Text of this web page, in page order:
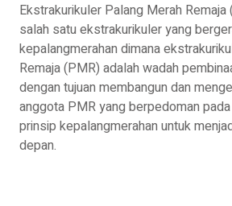
Ekstrakurikuler Palang Merah Remaja
salah satu ekstrakurikuler yang
kepalangmerahan dimana
Remaja (PMR) adalah wadah
dengan tujuan membangun dan
anggota PMR yang berpedoman
prinsip kepalangmerahan untuk
depan.